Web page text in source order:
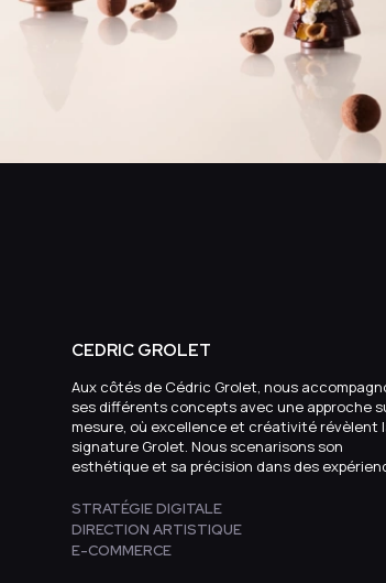
CEDRIC GROLET
Aux côtés de Cédric Grolet, nous
ses différents concepts avec une approche
mesure, où excellence et créativité révèlent
signature Grolet. Nous scenarisons son
esthétique et sa précision dans des
STRATÉGIE DIGITALE
DIRECTION ARTISTIQUE
E-COMMERCE